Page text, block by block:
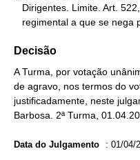
regimental a que se nega
Decisão
A Turma, por votação
de agravo, nos termos do
justificadamente, neste
Barbosa. 2ª Turma,
Data do Julgamento : 01/04/